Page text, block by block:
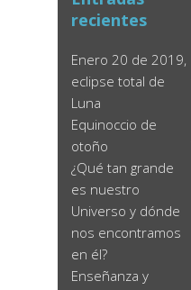
recientes
Enero 20 de 2019,
eclipse total de
Luna
Equinoccio de
otoño
¿Qué tan grande
es nuestro
Universo y dónde
nos encontramos
en él?
Enseñanza y